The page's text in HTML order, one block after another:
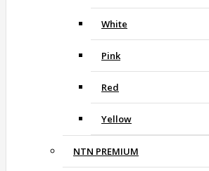
White
Pink
Red
Yellow
NTN PREMIUM